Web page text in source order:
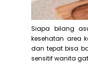
Siapa bilang
kesehatan area
dan tepat bisa
sensitif wanita